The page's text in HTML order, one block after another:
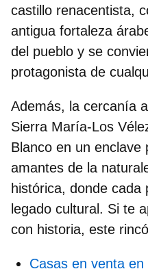
castillo renacentista,
antigua fortaleza
del pueblo y se
protagonista de
Además, la cercanía
Sierra María-Los
Blanco en un enclave
amantes de la
histórica, donde cada
legado cultural. Si te
con historia, este
Casas en venta